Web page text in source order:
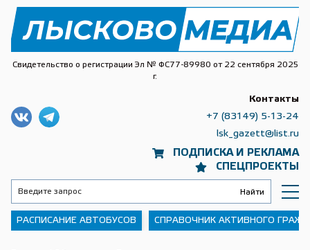
Свидетельство о регистрации Эл № ФС77-89980 от 22 сентября 2025
г.
ПОДПИСКА И РЕКЛАМА
СПЕЦПРОЕКТЫ
Контакты
+7 (83149) 5-13-24
lsk_gazett@list.ru
РАСПИСАНИЕ АВТОБУСОВ СПРАВОЧНИК АКТИВНОГО